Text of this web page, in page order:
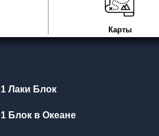
Карты
1 Лаки Блок
1 Блок в Океане